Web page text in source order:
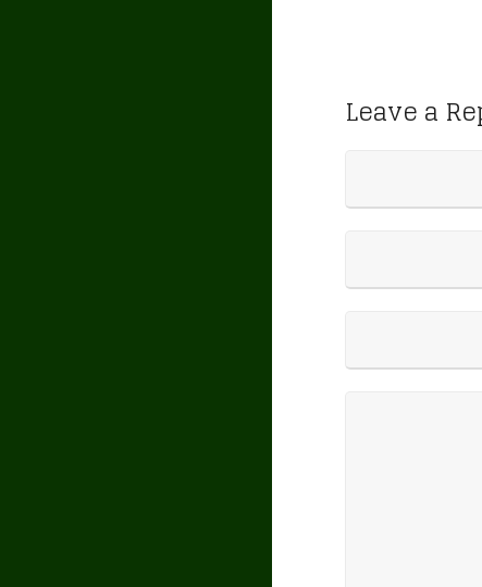
Leave a